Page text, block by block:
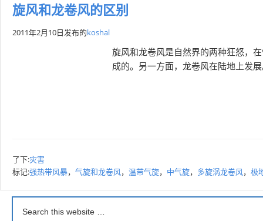
旋风和龙卷风的区别
2011年2月10日发布的koshal
旋风和龙卷风是自然界的两种狂怒，
成的。另一方面，龙卷风在陆地上发
了下:灾害
标记:强热带风暴， 气旋和龙卷风， 温带气旋， 中气旋， 多旋涡龙卷风， 极